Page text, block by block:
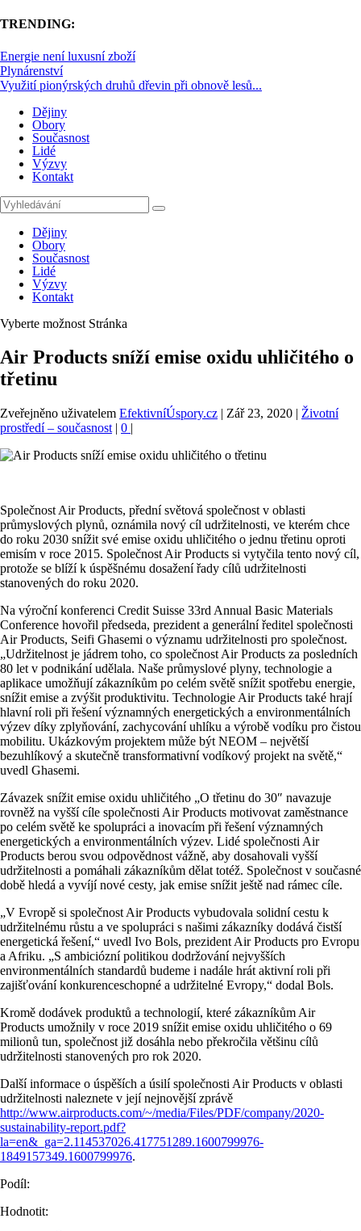
TRENDING:
Energie není luxusní zboží
Plynárenství
Využití pionýrských druhů dřevin při obnově lesů...
Dějiny
Obory
Současnost
Lidé
Výzvy
Kontakt
Dějiny
Obory
Současnost
Lidé
Výzvy
Kontakt
Vyberte možnost Stránka
Air Products sníží emise oxidu uhličitého o
třetinu
Zveřejněno uživatelem EfektivníÚspory.cz | Zář 23, 2020 | Životní
prostředí – současnost | 0 |
Společnost Air Products, přední světová společnost v oblasti
průmyslových plynů, oznámila nový cíl udržitelnosti, ve kterém chce
do roku 2030 snížit své emise oxidu uhličitého o jednu třetinu oproti
emisím v roce 2015. Společnost Air Products si vytyčila tento nový cíl,
protože se blíží k úspěšnému dosažení řady cílů udržitelnosti
stanovených do roku 2020.
Na výroční konferenci Credit Suisse 33rd Annual Basic Materials
Conference hovořil předseda, prezident a generální ředitel společnosti
Air Products, Seifi Ghasemi o významu udržitelnosti pro společnost.
„Udržitelnost je jádrem toho, co společnost Air Products za posledních
80 let v podnikání udělala. Naše průmyslové plyny, technologie a
aplikace umožňují zákazníkům po celém světě snížit spotřebu energie,
snížit emise a zvýšit produktivitu. Technologie Air Products také hrají
hlavní roli při řešení významných energetických a environmentálních
výzev díky zplyňování, zachycování uhlíku a výrobě vodíku pro čistou
mobilitu. Ukázkovým projektem může být NEOM – největší
bezuhlíkový a skutečně transformativní vodíkový projekt na světě,“
uvedl Ghasemi.
Závazek snížit emise oxidu uhličitého „O třetinu do 30″ navazuje
rovněž na vyšší cíle společnosti Air Products motivovat zaměstnance
po celém světě ke spolupráci a inovacím při řešení významných
energetických a environmentálních výzev. Lidé společnosti Air
Products berou svou odpovědnost vážně, aby dosahovali vyšší
udržitelnosti a pomáhali zákazníkům dělat totéž. Společnost v současné
době hledá a vyvíjí nové cesty, jak emise snížit ještě nad rámec cíle.
„V Evropě si společnost Air Products vybudovala solidní cestu k
udržitelnému růstu a ve spolupráci s našimi zákazníky dodává čistší
energetická řešení,“ uvedl Ivo Bols, prezident Air Products pro Evropu
a Afriku. „S ambiciózní politikou dodržování nejvyšších
environmentálních standardů budeme i nadále hrát aktivní roli při
zajišťování konkurenceschopné a udržitelné Evropy,“ dodal Bols.
Kromě dodávek produktů a technologií, které zákazníkům Air
Products umožnily v roce 2019 snížit emise oxidu uhličitého o 69
milionů tun, společnost již dosáhla nebo překročila většinu cílů
udržitelnosti stanovených pro rok 2020.
Další informace o úspěších a úsilí společnosti Air Products v oblasti
udržitelnosti naleznete v její nejnovější zprávě
http://www.airproducts.com/~/media/Files/PDF/company/2020-
sustainability-report.pdf?
la=en&_ga=2.114537026.417751289.1600799976-
1849157349.1600799976.
Podíl:
Hodnotit: